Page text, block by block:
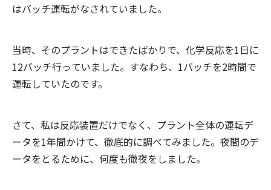
はバッチ運転がなされていました。
当時、そのプラントはできたばかりで、化学反応を1日に
12バッチ行っていました。すなわち、1バッチを2時間で
運転していたのです。
さて、私は反応装置だけでなく、プラント全体の運転デ
ータを1年間かけて、徹底的に調べてみました。夜間のデ
ータをとるために、何度も徹夜をしました。